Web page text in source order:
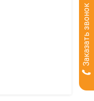
Заказать звонок